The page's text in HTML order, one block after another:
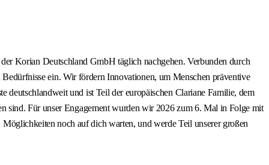
Korian Deutschland GmbH täglich nachgehen. Verbunden durch
ein. Wir fördern Innovationen, um Menschen präventive
und ist Teil der europäischen Clariane Familie, dem
sind. Für unser Engagement wurden wir 2026 zum 6. Mal in Folge mit
noch auf dich warten, und werde Teil unserer großen